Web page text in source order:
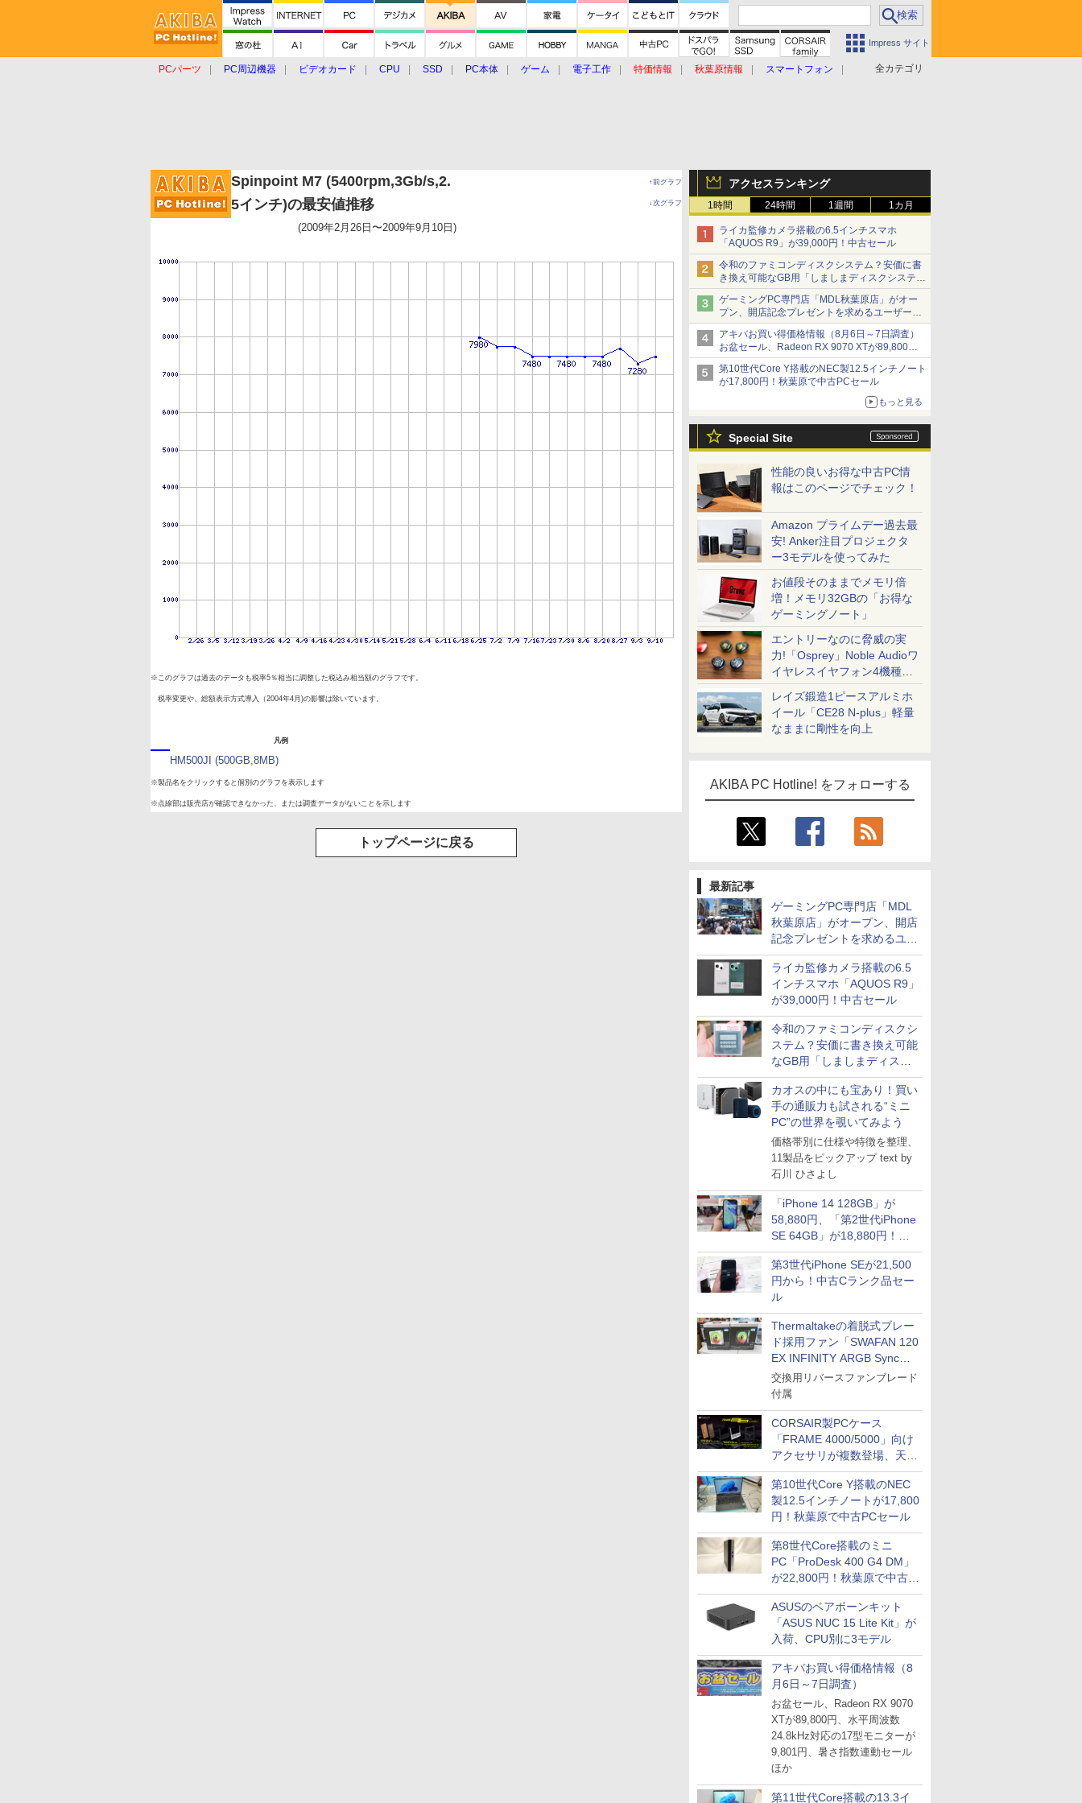
Impress サイト
全カテゴリ
PCパーツ PC周辺機器 ビデオカード CPU SSD PC本体 ゲーム 電子工作 特価情報 秋葉原情報
スマートフォン
アクセスランキング
1時間 24時間 1週間 1カ月
ライカ監修カメラ搭載の6.5インチスマホ
「AQUOS R9」が39,000円！中古セール
令和のファミコンディスクシステム？安価に書
き換え可能なGB用「しましまディスクシステ
ム」
ゲーミングPC専門店「MDL秋葉原店」がオー
プン、開店記念プレゼントを求めるユーザーが
押し寄せ長蛇の列に
アキバお買い得価格情報（8月6日～7日調査）
お盆セール、Radeon RX 9070 XTが89,800
円、水平周波数24.8kHz対応の17型モニターが
9,801円、暑さ指数連動セール ほか
第10世代Core Y搭載のNEC製12.5インチノート
が17,800円！秋葉原で中古PCセール
もっと見る
Special Site
性能の良いお得な中古PC情
報はこのページでチェック！
Amazon プライムデー過去最
安! Anker注目プロジェクタ
ー3モデルを使ってみた
お値段そのままでメモリ倍
増！メモリ32GBの「お得な
ゲーミングノート」
エントリーなのに脅威の実
力!「Osprey」Noble Audioワ
イヤレスイヤフォン4機種を
一気に聴く
レイズ鍛造1ピースアルミホ
イール「CE28 N-plus」軽量
なままに剛性を向上
AKIBA PC Hotline! をフォローする
最新記事
ゲーミングPC専門店「MDL
秋葉原店」がオープン、開店
記念プレゼントを求めるユー
ザーが押し寄せ長蛇の列に
ライカ監修カメラ搭載の6.5
インチスマホ「AQUOS R9」
が39,000円！中古セール
令和のファミコンディスクシ
ステム？安価に書き換え可能
なGB用「しましまディスク
システム」
カオスの中にも宝あり！買い
手の通販力も試される“ミニ
PC”の世界を覗いてみよう
価格帯別に仕様や特徴を整理、
11製品をピックアップ text by
石川 ひさよし
「iPhone 14 128GB」が
58,880円、「第2世代iPhone
SE 64GB」が18,880円！中
古Bランク品セール
第3世代iPhone SEが21,500
円から！中古Cランク品セー
ル
Thermaltakeの着脱式ブレー
ド採用ファン「SWAFAN 120
EX INFINITY ARGB Sync」
に単品パッケージ
交換用リバースファンブレード
付属
CORSAIR製PCケース
「FRAME 4000/5000」向け
アクセサリが複数登場、天然
木製パネルや背面コネクタ対
応トレイなど
第10世代Core Y搭載のNEC
製12.5インチノートが17,800
円！秋葉原で中古PCセール
第8世代Core搭載のミニ
PC「ProDesk 400 G4 DM」
が22,800円！秋葉原で中古
PCセール
ASUSのベアボーンキット
「ASUS NUC 15 Lite Kit」が
入荷、CPU別に3モデル
アキバお買い得価格情報（8
月6日～7日調査）
お盆セール、Radeon RX 9070
XTが89,800円、水平周波数
24.8kHz対応の17型モニターが
9,801円、暑さ指数連動セール
ほか
第11世代Core搭載の13.3イ
Spinpoint M7 (5400rpm,3Gb/s,2.
5インチ)の最安値推移
↑前グラフ
↓次グラフ
(2009年2月26日〜2009年9月10日)
※このグラフは過去のデータも税率5％相当に調整した税込み相当額のグラフです。
税率変更や、総額表示方式導入（2004年4月)の影響は除いています。
凡例
HM500JI (500GB,8MB)
※製品名をクリックすると個別のグラフを表示します
※点線部は販売店が確認できなかった、または調査データがないことを示します
トップページに戻る